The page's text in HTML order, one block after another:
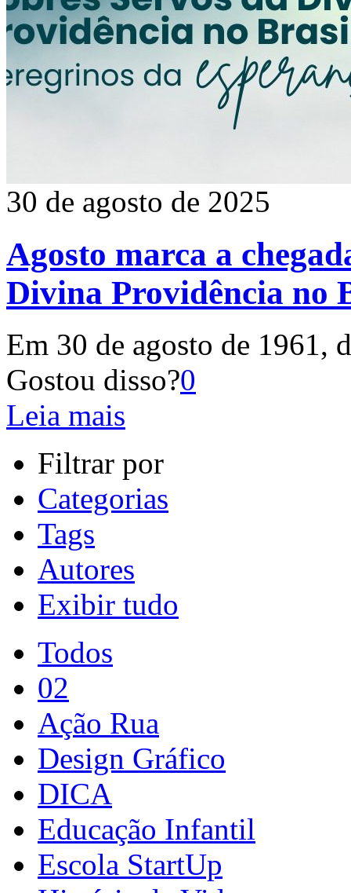
30 de agosto de 2025
Agosto marca a
Divina Providência no
Em 30 de agosto de 1961,
Gostou disso?0
Leia mais
Filtrar por
Categorias
Tags
Autores
Exibir tudo
Todos
02
Ação Rua
Design Gráfico
DICA
Educação Infantil
Escola StartUp